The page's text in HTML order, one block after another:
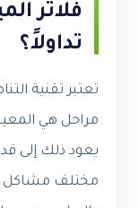
تداولاً؟
مراحل هي
يعود ذلك إلى
مختلف مشاكل